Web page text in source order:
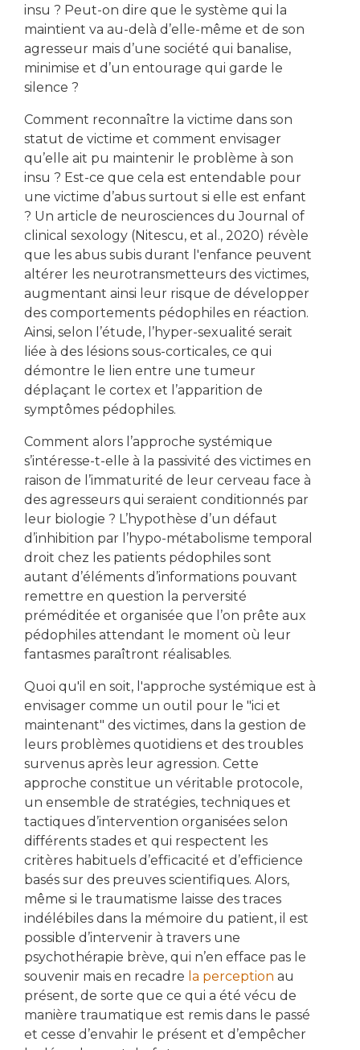
insu ? Peut-on dire que le système qui la
maintient va au-delà d’elle-même et de son
agresseur mais d’une société qui banalise,
minimise et d’un entourage qui garde le
silence ?
Comment reconnaître la victime dans son
statut de victime et comment envisager
qu’elle ait pu maintenir le problème à son
insu ? Est-ce que cela est entendable pour
une victime d’abus surtout si elle est enfant
? Un article de neurosciences du Journal of
clinical sexology (Nitescu, et al., 2020) révèle
que les abus subis durant l'enfance peuvent
altérer les neurotransmetteurs des victimes,
augmentant ainsi leur risque de développer
des comportements pédophiles en réaction.
Ainsi, selon l’étude, l’hyper-sexualité serait
liée à des lésions sous-corticales, ce qui
démontre le lien entre une tumeur
déplaçant le cortex et l’apparition de
symptômes pédophiles.
Comment alors l’approche systémique
s’intéresse-t-elle à la passivité des victimes en
raison de l’immaturité de leur cerveau face à
des agresseurs qui seraient conditionnés par
leur biologie ? L’hypothèse d’un défaut
d’inhibition par l’hypo-métabolisme temporal
droit chez les patients pédophiles sont
autant d’éléments d’informations pouvant
remettre en question la perversité
préméditée et organisée que l’on prête aux
pédophiles attendant le moment où leur
fantasmes paraîtront réalisables.
Quoi qu'il en soit, l'approche systémique est à
envisager comme un outil pour le "ici et
maintenant" des victimes, dans la gestion de
leurs problèmes quotidiens et des troubles
survenus après leur agression. Cette
approche constitue un véritable protocole,
un ensemble de stratégies, techniques et
tactiques d’intervention organisées selon
différents stades et qui respectent les
critères habituels d’efficacité et d’efficience
basés sur des preuves scientifiques. Alors,
même si le traumatisme laisse des traces
indélébiles dans la mémoire du patient, il est
possible d’intervenir à travers une
psychothérapie brève, qui n’en efface pas le
souvenir mais en recadre la perception au
présent, de sorte que ce qui a été vécu de
manière traumatique est remis dans le passé
et cesse d’envahir le présent et d’empêcher